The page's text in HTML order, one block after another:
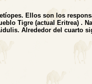
Ellos son los
Tigre (actual Eritrea) .
Alrededor del cuarto